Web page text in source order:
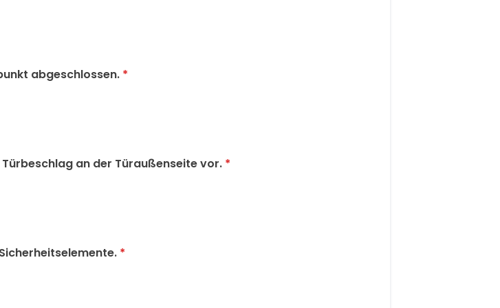
abgeschlossen. *
an der Türaußenseite vor. *
*